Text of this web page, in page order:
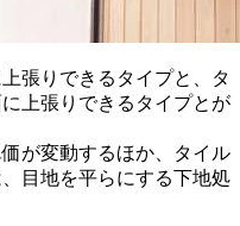
張りできるタイプと、タ
上張りできるタイプとが
が変動するほか、タイル
目地を平らにする下地処